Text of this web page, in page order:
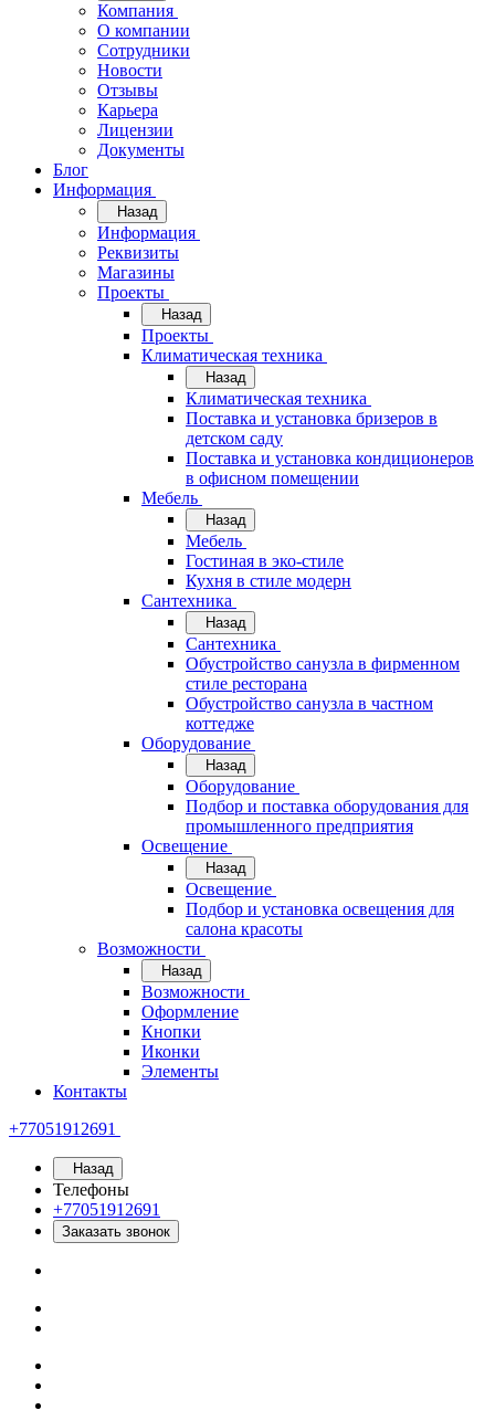
Компания
О компании
Сотрудники
Новости
Отзывы
Карьера
Лицензии
Документы
Блог
Информация
Назад
Информация
Реквизиты
Магазины
Проекты
Назад
Проекты
Климатическая техника
Назад
Климатическая техника
Поставка и установка бризеров в
детском саду
Поставка и установка кондиционеров
в офисном помещении
Мебель
Назад
Мебель
Гостиная в эко-стиле
Кухня в стиле модерн
Сантехника
Назад
Сантехника
Обустройство санузла в фирменном
стиле ресторана
Обустройство санузла в частном
коттедже
Оборудование
Назад
Оборудование
Подбор и поставка оборудования для
промышленного предприятия
Освещение
Назад
Освещение
Подбор и установка освещения для
салона красоты
Возможности
Назад
Возможности
Оформление
Кнопки
Иконки
Элементы
Контакты
+77051912691
Назад
Телефоны
+77051912691
Заказать звонок